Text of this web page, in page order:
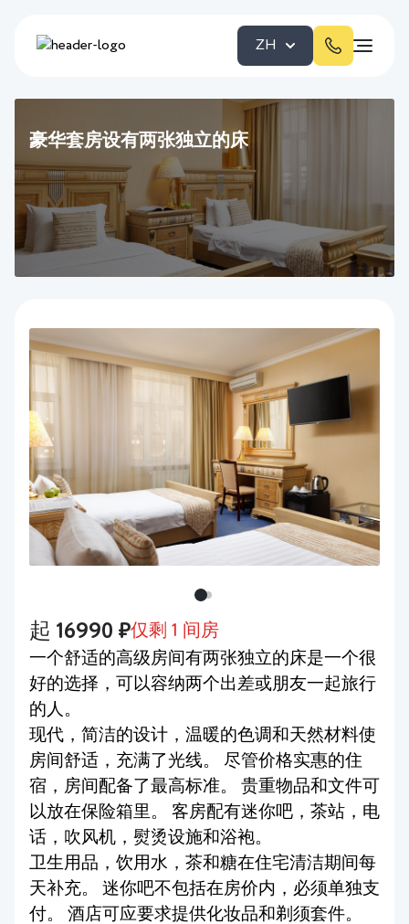
ZH
豪华套房设有两张独立的床
起 16990 ₽仅剩 1 间房
一个舒适的高级房间有两张独立的床是一个很
好的选择，可以容纳两个出差或朋友一起旅行
的人。
现代，简洁的设计，温暖的色调和天然材料使
房间舒适，充满了光线。 尽管价格实惠的住
宿，房间配备了最高标准。 贵重物品和文件可
以放在保险箱里。 客房配有迷你吧，茶站，电
话，吹风机，熨烫设施和浴袍。
卫生用品，饮用水，茶和糖在住宅清洁期间每
天补充。 迷你吧不包括在房价内，必须单独支
付。 酒店可应要求提供化妆品和剃须套件。